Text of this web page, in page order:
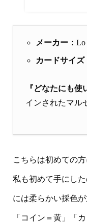
メーカー： Lo
カードサイズ
『どなたにも使
インされたマル
こちらは初めての
私も初めて手にし
には柔らかい採色
「コイン＝黄」「